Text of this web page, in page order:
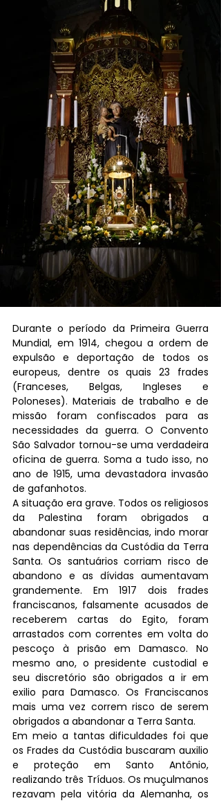
Durante o período da Primeira Guerra
Mundial, em 1914, chegou a ordem de
expulsão e deportação de todos os
europeus, dentre os quais 23 frades
(Franceses, Belgas, Ingleses e
Poloneses). Materiais de trabalho e de
missão foram confiscados para as
necessidades da guerra. O Convento
São Salvador tornou-se uma verdadeira
oficina de guerra. Soma a tudo isso, no
ano de 1915, uma devastadora invasão
de gafanhotos.
A situação era grave. Todos os religiosos
da Palestina foram obrigados a
abandonar suas residências, indo morar
nas dependências da Custódia da Terra
Santa. Os santuários corriam risco de
abandono e as dívidas aumentavam
grandemente. Em 1917 dois frades
franciscanos, falsamente acusados de
receberem cartas do Egito, foram
arrastados com correntes em volta do
pescoço à prisão em Damasco. No
mesmo ano, o presidente custodial e
seu discretório são obrigados a ir em
exilio para Damasco. Os Franciscanos
mais uma vez correm risco de serem
obrigados a abandonar a Terra Santa.
Em meio a tantas dificuldades foi que
os Frades da Custódia buscaram auxilio
e proteção em Santo Antônio,
realizando três Tríduos. Os muçulmanos
rezavam pela vitória da Alemanha, os